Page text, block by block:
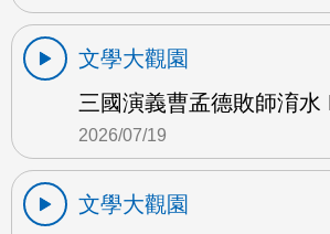
文學大觀園
三國演義曹孟德敗師淯水
2026/07/19
文學大觀園